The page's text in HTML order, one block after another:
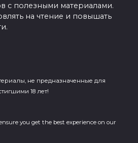
с полезными материалами.
на чтение и повышать
не предназначенные для
18 лет!
you get the best experience on our